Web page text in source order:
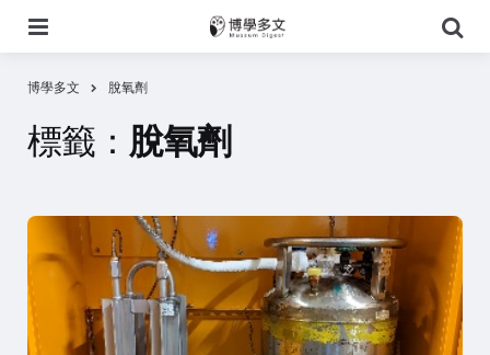
尋
博學多文 脫氧劑
標籤： 脫氧劑